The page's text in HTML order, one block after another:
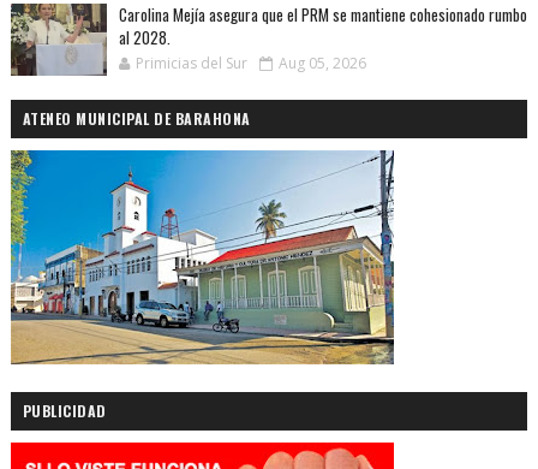
Carolina Mejía asegura que el PRM se mantiene cohesionado rumbo
al 2028.
Primicias del Sur Aug 05, 2026
ATENEO MUNICIPAL DE BARAHONA
PUBLICIDAD